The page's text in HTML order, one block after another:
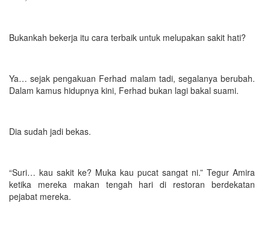
Bukankah bekerja itu cara terbaik untuk melupakan sakit hati?
Ya… sejak pengakuan Ferhad malam tadi, segalanya berubah.
Dalam kamus hidupnya kini, Ferhad bukan lagi bakal suami.
Dia sudah jadi bekas.
“Suri… kau sakit ke? Muka kau pucat sangat ni.” Tegur Amira
ketika mereka makan tengah hari di restoran berdekatan
pejabat mereka.